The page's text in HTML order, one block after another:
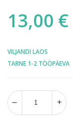
13,00 €
VILJANDI LAOS
TARNE 1-2 TÖÖPÄEVA